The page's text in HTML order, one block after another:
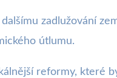
zadlužování
útlumu.
reformy, které